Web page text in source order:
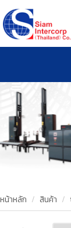
รู้ลึก รู้จริง เรื่อ
NEW WEBSITE
HOME
PRODUCT
OUR WORKS
CALIBRATION
หน้าหลัก สินค้า